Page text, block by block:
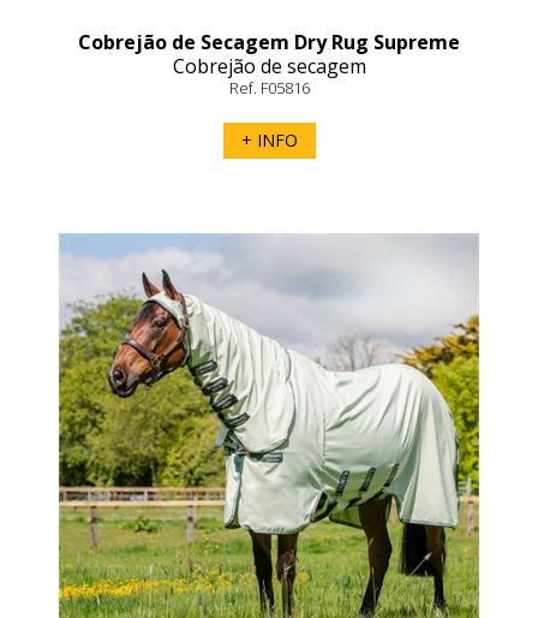
Cobrejão de Secagem Dry Rug Supreme
Rambo
Cobrejão de secagem
Ref. F05816
+ INFO